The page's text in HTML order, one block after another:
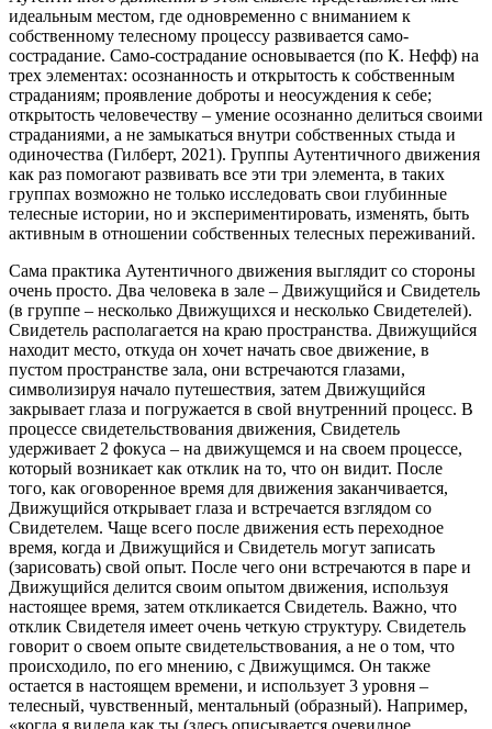
идеальным местом, где одновременно с вниманием к
собственному телесному процессу развивается само-
сострадание. Само-сострадание основывается (по К. Нефф) на
трех элементах: осознанность и открытость к собственным
страданиям; проявление доброты и неосуждения к себе;
открытость человечеству – умение осознанно делиться своими
страданиями, а не замыкаться внутри собственных стыда и
одиночества (Гилберт, 2021). Группы Аутентичного движения
как раз помогают развивать все эти три элемента, в таких
группах возможно не только исследовать свои глубинные
телесные истории, но и экспериментировать, изменять, быть
активным в отношении собственных телесных переживаний.
Сама практика Аутентичного движения выглядит со стороны
очень просто. Два человека в зале – Движущийся и Свидетель
(в группе – несколько Движущихся и несколько Свидетелей).
Свидетель располагается на краю пространства. Движущийся
находит место, откуда он хочет начать свое движение, в
пустом пространстве зала, они встречаются глазами,
символизируя начало путешествия, затем Движущийся
закрывает глаза и погружается в свой внутренний процесс. В
процессе свидетельствования движения, Свидетель
удерживает 2 фокуса – на движущемся и на своем процессе,
который возникает как отклик на то, что он видит. После
того, как оговоренное время для движения заканчивается,
Движущийся открывает глаза и встречается взглядом со
Свидетелем. Чаще всего после движения есть переходное
время, когда и Движущийся и Свидетель могут записать
(зарисовать) свой опыт. После чего они встречаются в паре и
Движущийся делится своим опытом движения, используя
настоящее время, затем откликается Свидетель. Важно, что
отклик Свидетеля имеет очень четкую структуру. Свидетель
говорит о своем опыте свидетельствования, а не о том, что
происходило, по его мнению, с Движущимся. Он также
остается в настоящем времени, и использует 3 уровня –
телесный, чувственный, ментальный (образный). Например,